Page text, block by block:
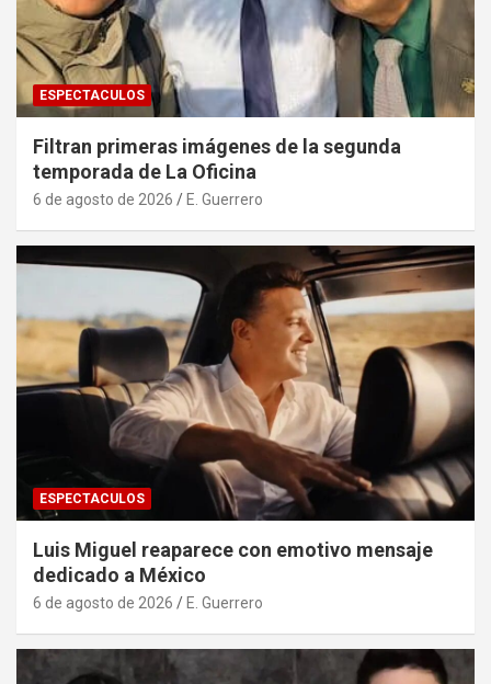
ESPECTACULOS
Filtran primeras imágenes de la segunda
temporada de La Oficina
6 de agosto de 2026 E. Guerrero
ESPECTACULOS
Luis Miguel reaparece con emotivo mensaje
dedicado a México
6 de agosto de 2026 E. Guerrero